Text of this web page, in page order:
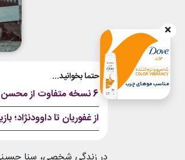
حتما بخوانید...
6 نسخه متفاوت از محسن تنابنده که کاملا فریبتان می‌دهد
از غفوریان تا داوودنژاد؛